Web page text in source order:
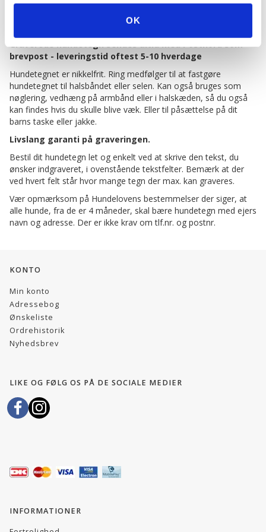
OK
BESKRIVELSE
brevpost - leveringstid oftest 5-10 hverdage
Hundetegnet er nikkelfrit. Ring medfølger til at fastgøre
hundetegnet til halsbåndet eller selen. Kan også bruges som
nøglering, vedhæng på armbånd eller i halskæden, så du også
kan findes hvis du skulle blive væk. Eller til påsættelse på dit
barns taske eller jakke.
Livslang garanti på graveringen.
Bestil dit hundetegn let og enkelt ved at skrive den tekst, du
ønsker indgraveret, i ovenstående tekstfelter. Bemærk at der
ved hvert felt står hvor mange tegn der max. kan graveres.
Vær opmærksom på Hundelovens bestemmelser der siger, at
alle hunde, fra de er 4 måneder, skal bære hundetegn med ejers
navn og adresse. Der er ikke krav om tlf.nr. og postnr.
KONTO
Min konto
Adressebog
Ønskeliste
Ordrehistorik
Nyhedsbrev
LIKE OG FØLG OS PÅ DE SOCIALE MEDIER
INFORMATIONER